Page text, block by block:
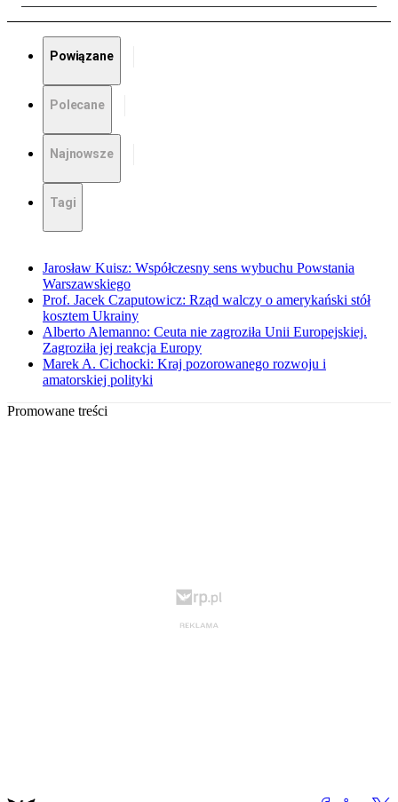
Powiązane
Polecane
Najnowsze
Tagi
Jarosław Kuisz: Współczesny sens wybuchu Powstania
Warszawskiego
Prof. Jacek Czaputowicz: Rząd walczy o amerykański stół
kosztem Ukrainy
Alberto Alemanno: Ceuta nie zagroziła Unii Europejskiej.
Zagroziła jej reakcja Europy
Marek A. Cichocki: Kraj pozorowanego rozwoju i
amatorskiej polityki
Promowane treści